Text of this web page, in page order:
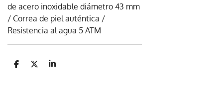
de acero inoxidable diámetro 43 mm
/ Correa de piel auténtica /
Resistencia al agua 5 ATM
C
C
C